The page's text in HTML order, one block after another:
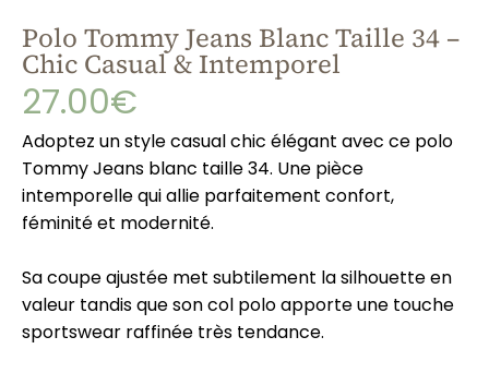
Polo Tommy Jeans Blanc Taille 34 –
Chic Casual & Intemporel
27.00€
Adoptez un style casual chic élégant avec ce polo
Tommy Jeans blanc taille 34. Une pièce
intemporelle qui allie parfaitement confort,
féminité et modernité.
Sa coupe ajustée met subtilement la silhouette en
valeur tandis que son col polo apporte une touche
sportswear raffinée très tendance.